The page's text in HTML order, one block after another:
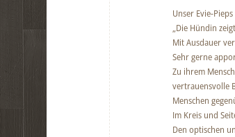
Unser Evie-
„Die Hündin
Mit Ausdauer
Sehr gerne
Zu ihrem
vertrauensvolle
Menschen
Im Kreis und
Den optischen